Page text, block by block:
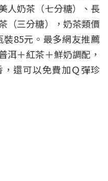
人奶茶（七分糖）、長
（三分糖），奶茶類價
85元。最多網友推薦
洱＋紅茶＋鮮奶調配，
還可以免費加Ｑ彈珍